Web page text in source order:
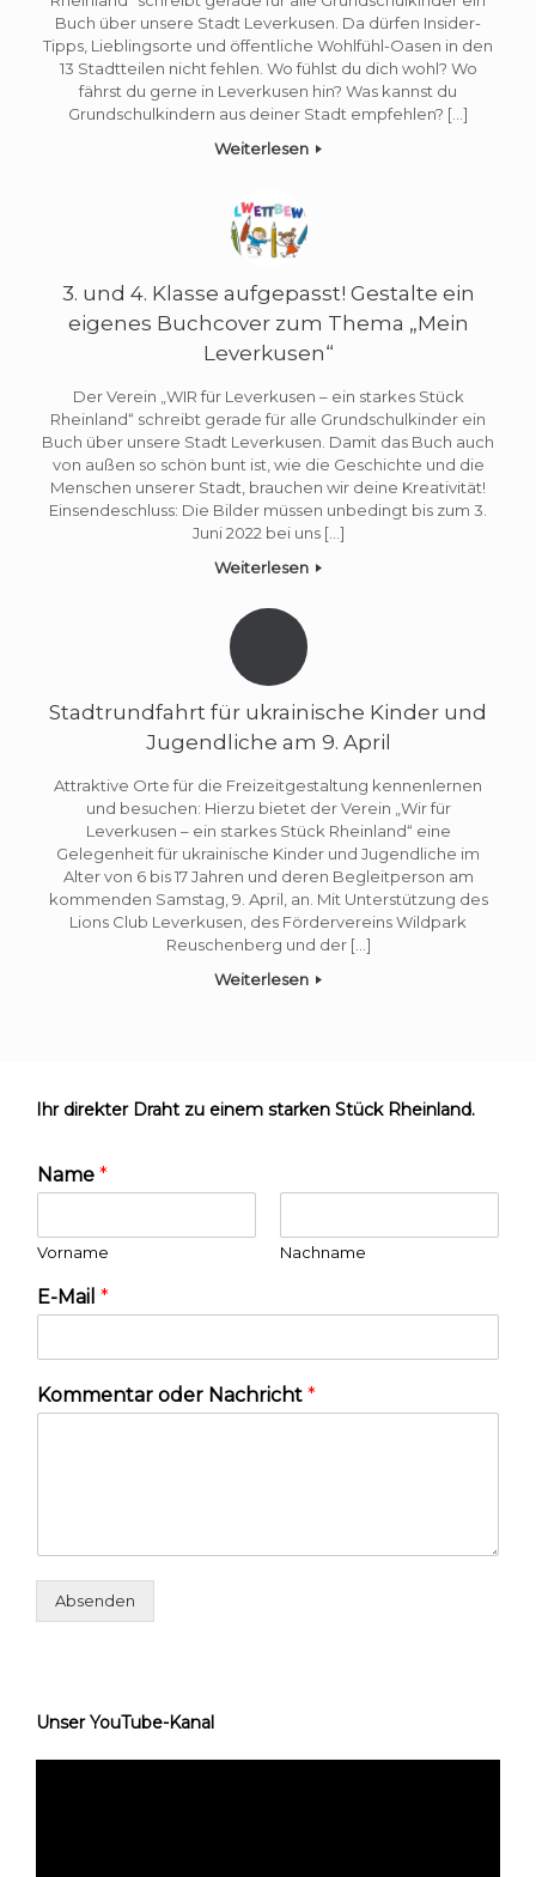
Buch über unsere Stadt Leverkusen. Da dürfen Insider-
Tipps, Lieblingsorte und öffentliche Wohlfühl-Oasen in den
13 Stadtteilen nicht fehlen. Wo fühlst du dich wohl? Wo
fährst du gerne in Leverkusen hin? Was kannst du
Grundschulkindern aus deiner Stadt empfehlen? […]
Weiterlesen
3. und 4. Klasse aufgepasst! Gestalte ein
eigenes Buchcover zum Thema „Mein
Leverkusen“
Der Verein „WIR für Leverkusen – ein starkes Stück
Rheinland“ schreibt gerade für alle Grundschulkinder ein
Buch über unsere Stadt Leverkusen. Damit das Buch auch
von außen so schön bunt ist, wie die Geschichte und die
Menschen unserer Stadt, brauchen wir deine Kreativität!
Einsendeschluss: Die Bilder müssen unbedingt bis zum 3.
Juni 2022 bei uns […]
Weiterlesen
Stadtrundfahrt für ukrainische Kinder und
Jugendliche am 9. April
Attraktive Orte für die Freizeitgestaltung kennenlernen
und besuchen: Hierzu bietet der Verein „Wir für
Leverkusen – ein starkes Stück Rheinland“ eine
Gelegenheit für ukrainische Kinder und Jugendliche im
Alter von 6 bis 17 Jahren und deren Begleitperson am
kommenden Samstag, 9. April, an. Mit Unterstützung des
Lions Club Leverkusen, des Fördervereins Wildpark
Reuschenberg und der […]
Weiterlesen
Ihr direkter Draht zu einem starken Stück Rheinland.
Name *
Vorname Nachname
E-Mail *
Kommentar oder Nachricht *
Absenden
Unser YouTube-Kanal